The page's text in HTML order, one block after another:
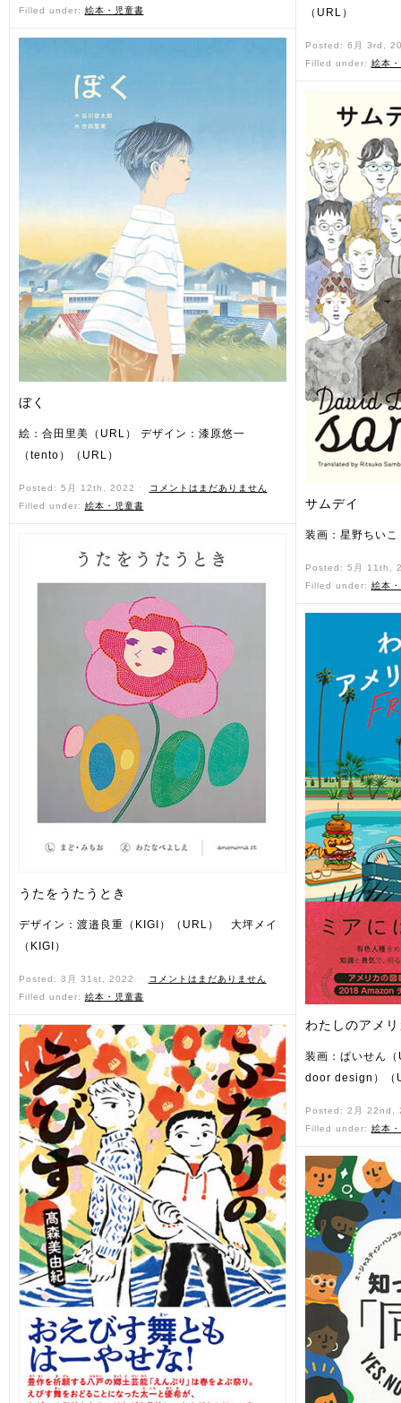
Filled under: 絵本・児童書
ぼく
絵：合田里美（URL） デザイン：漆原悠一
（tento）（URL）
Posted: 5月 12th, 2022 ˑ
コメントはまだありません
Filled under: 絵本・児童書
うたをうたうとき
デザイン：渡邉良重（KIGI）（URL） 大坪メイ
（KIGI）
Posted: 3月 31st, 2022 ˑ
コメントはまだありません
Filled under: 絵本・児童書
（URL）
Posted: 6月 3rd,
Filled under: 絵本
サムデイ
装画：星野ちい
Posted: 5月 11th,
Filled under: 絵本
わたしのアメ
装画：ぱいせん
door design）（
Posted: 2月
Filled under: 絵本